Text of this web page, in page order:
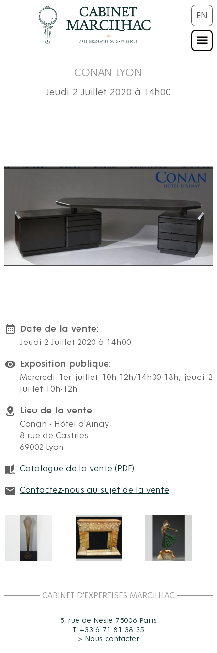
EN
CONAN LYON
Jeudi 2 Juillet 2020 à 14h00
Date de la vente:
Jeudi 2 Juillet 2020 à 14h00
Exposition publique:
Mercredi 1er juillet 10h-12h/14h30-18h, jeudi 2
juillet 10h-12h
Lieu de la vente:
Conan - Hôtel d'Ainay
8 rue de Castries
69002 Lyon
Catalogue de la vente (PDF)
Contactez-nous au sujet de la vente
CABINET D'EXPERTISES MARCILHAC
5, rue de Nesle 75006 Paris
T: +33 6 71 81 38 35
> Nous contacter